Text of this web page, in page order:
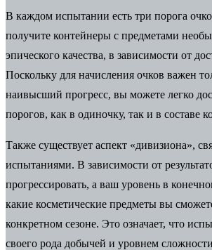
В каждом испытании есть три порога
получите контейнеры с предметами
эпического качества, в зависимости от
Поскольку для начисления очков важен
наивысший прогресс, вы можете легко
порогов, как в одиночку, так и в составе
Также существует аспект «дивизиона»,
испытаниями. В зависимости от
прогрессировать, а ваш уровень в
какие косметические предметы вы
конкретном сезоне. Это означает, что
своего рода добычей и уровнем